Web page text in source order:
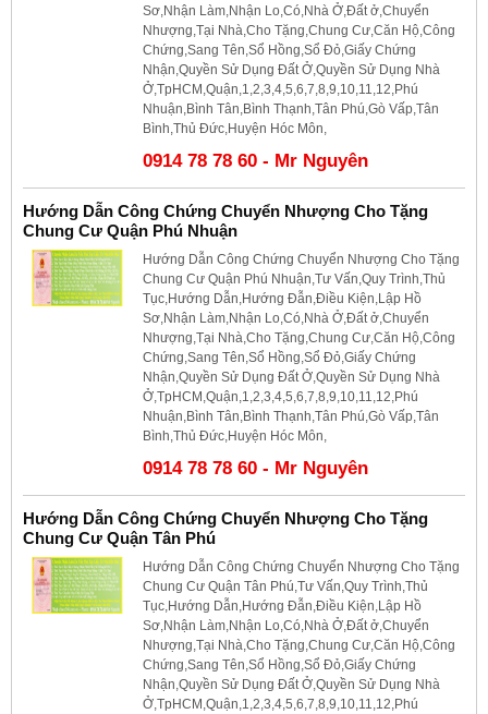
Sơ,Nhận Làm,Nhận Lo,Có,Nhà Ở,Đất ở,Chuyển
Nhượng,Tại Nhà,Cho Tặng,Chung Cư,Căn Hộ,Công
Chứng,Sang Tên,Sổ Hồng,Sổ Đỏ,Giấy Chứng
Nhận,Quyền Sử Dụng Đất Ở,Quyền Sử Dụng Nhà
Ở,TpHCM,Quận,1,2,3,4,5,6,7,8,9,10,11,12,Phú
Nhuận,Bình Tân,Bình Thạnh,Tân Phú,Gò Vấp,Tân
Bình,Thủ Đức,Huyện Hóc Môn,
0914 78 78 60 - Mr Nguyên
Hướng Dẫn Công Chứng Chuyển Nhượng Cho Tặng
Chung Cư Quận Phú Nhuận
Hướng Dẫn Công Chứng Chuyển Nhượng Cho Tặng
Chung Cư Quận Phú Nhuận,Tư Vấn,Quy Trình,Thủ
Tục,Hướng Dẫn,Hướng Đẫn,Điều Kiện,Lập Hồ
Sơ,Nhận Làm,Nhận Lo,Có,Nhà Ở,Đất ở,Chuyển
Nhượng,Tại Nhà,Cho Tặng,Chung Cư,Căn Hộ,Công
Chứng,Sang Tên,Sổ Hồng,Sổ Đỏ,Giấy Chứng
Nhận,Quyền Sử Dụng Đất Ở,Quyền Sử Dụng Nhà
Ở,TpHCM,Quận,1,2,3,4,5,6,7,8,9,10,11,12,Phú
Nhuận,Bình Tân,Bình Thạnh,Tân Phú,Gò Vấp,Tân
Bình,Thủ Đức,Huyện Hóc Môn,
0914 78 78 60 - Mr Nguyên
Hướng Dẫn Công Chứng Chuyển Nhượng Cho Tặng
Chung Cư Quận Tân Phú
Hướng Dẫn Công Chứng Chuyển Nhượng Cho Tặng
Chung Cư Quận Tân Phú,Tư Vấn,Quy Trình,Thủ
Tục,Hướng Dẫn,Hướng Đẫn,Điều Kiện,Lập Hồ
Sơ,Nhận Làm,Nhận Lo,Có,Nhà Ở,Đất ở,Chuyển
Nhượng,Tại Nhà,Cho Tặng,Chung Cư,Căn Hộ,Công
Chứng,Sang Tên,Sổ Hồng,Sổ Đỏ,Giấy Chứng
Nhận,Quyền Sử Dụng Đất Ở,Quyền Sử Dụng Nhà
Ở,TpHCM,Quận,1,2,3,4,5,6,7,8,9,10,11,12,Phú